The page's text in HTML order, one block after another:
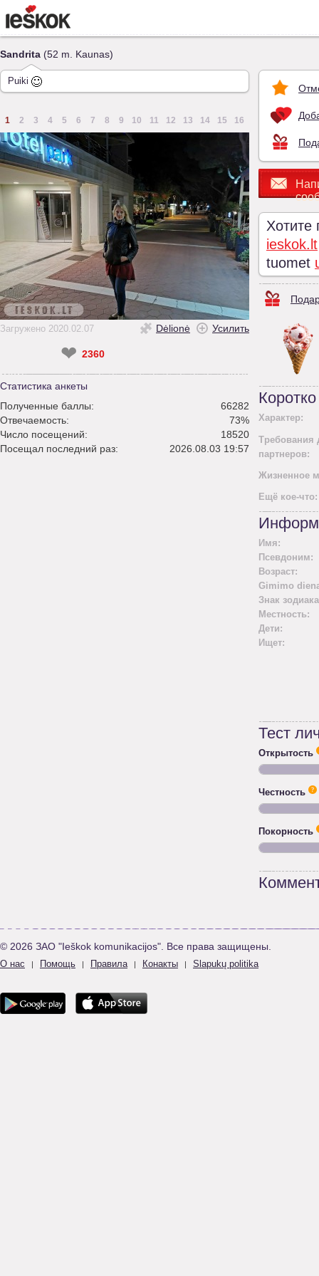
Sandrita (52 m. Kaunas)
Puiki
1 2 3 4 5 6 7 8 9 10 11 12 13 14 15 16
Загружено 2020.02.07 Dėlionė Усилить
❤ 2360
Статистика анкеты
Полученные баллы:
66282
Отвечаемость:
73%
Число посещений:
18520
Посещал последний раз:
2026.08.03 19:57
Хотите
ieskok.lt
tuomet
Характер:
Требования
партнеров:
Жизненное
Ещё кое-что:
Имя:
Псевдоним:
Возраст:
Gimimo
Знак
Местность:
Дети:
Ищет:
Тест
Открытость
Честность
Покорность
© 2026 ЗАО "Ieškok komunikacijos". Все права защищены.
О нас | Помощь | Правила | Конакты | Slapukų politika